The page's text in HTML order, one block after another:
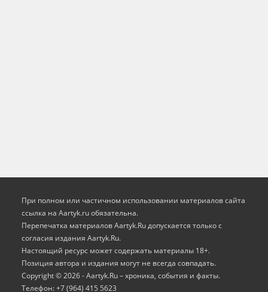
При полном или частичном использовании материалов сайта
ссылка на Aartyk.ru oбязательна.
Перепечатка материалов Aartyk.Ru допускается только с
согласия издания Aartyk.Ru.
Настоящий ресурс может содержать материалы 18+.
Позиция автора и издания могут не всегда совпадать.
Copyright © 2026 - Aartyk.Ru – хроника, события и факты.
Телефон: +7 (964) 415 5623